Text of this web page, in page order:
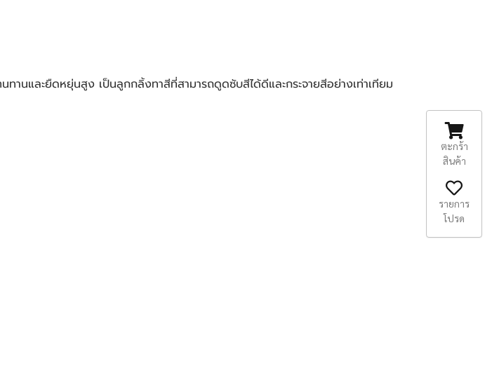
ทานและยืดหยุ่นสูง เป็นลูกกลิ้งทาสีที่สามารถดูดซับสีได้ดีและกระจายสีอย่างเท่าเทียม
ตะกร้า
สินค้า
รายการ
โปรด